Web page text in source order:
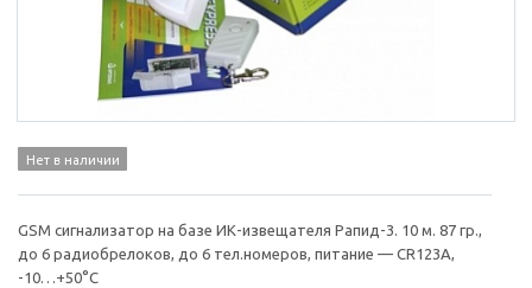
Нет в наличии
GSM сигнализатор на базе ИК-извещателя Рапид-3. 10 м. 87 гр.,
до 6 радиобрелоков, до 6 тел.номеров, питание — CR123A,
-10…+50°С